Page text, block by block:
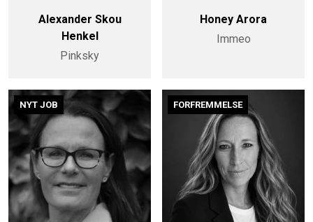
Alexander Skou
Henkel
Pinksky
Honey Arora
Immeo
NYT JOB FORFREMMELSE